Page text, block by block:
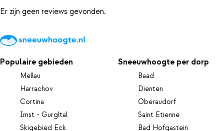
Er zijn geen reviews gevonden.
Populaire gebieden
Mellau
Harrachov
Cortina
Imst - Gurgltal
Skigebied Eck
Sneeuwhoogte per dorp
Baad
Dienten
Oberaudorf
Saint Etienne
Bad Hofgastein